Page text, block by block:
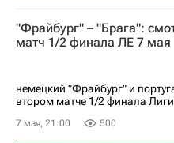
Фрайбург
Астон Вилла
Анонсы и трансляции матчей
"Фрайбург" – "Брага":
матч 1/2 финала ЛЕ 7 мая
немецкий "Фрайбург" и
втором матче 1/2 финала
7 мая, 21:00 500